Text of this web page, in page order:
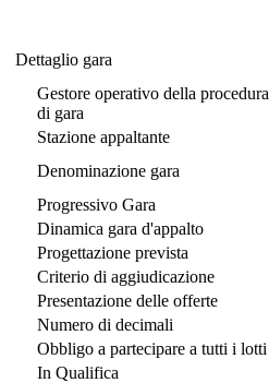
Dettaglio gara
Gestore operativo della procedura
di gara
Stazione appaltante
Denominazione gara
Progressivo Gara
Dinamica gara d'appalto
Progettazione prevista
Criterio di aggiudicazione
Presentazione delle offerte
Numero di decimali
Obbligo a partecipare a tutti i lotti
In Qualifica